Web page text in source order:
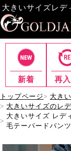
大きいサイズレデ
新着 再
トップページ
大き
大きいサイズのレ
大きいサイズ レデ
毛テーパードパ